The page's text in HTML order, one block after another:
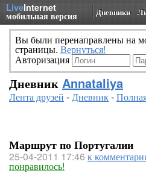
LiveInternet
мобильная версия Дневники
Вы были перенаправлены на
страницы. Вернуться!
Авторизация
Дневник Annataliya
Лента друзей -Дневник-
Маршрут по Португалии
25-04-2011 17:46 к
понравилось!